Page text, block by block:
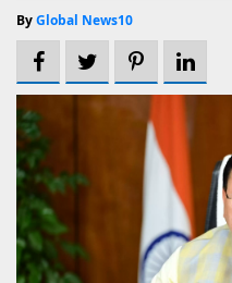
ByGlobal News10